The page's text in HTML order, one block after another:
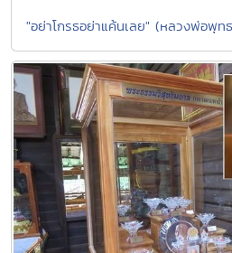
"อย่าโกรธอย่าแค้นเลย" (หลวงพ่อพุท